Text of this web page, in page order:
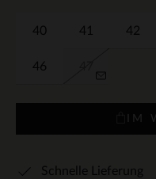
40 41 42
46
IM
Schnelle Lieferung